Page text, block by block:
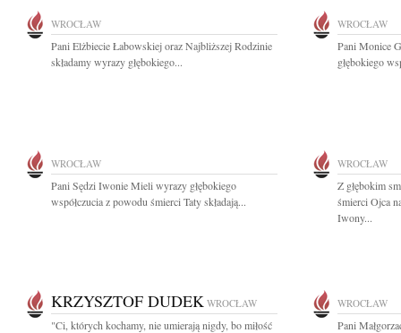
WROCŁAW
Pani Elżbiecie Łabowskiej oraz Najbliższej Rodzinie
składamy wyrazy głębokiego...
WROCŁAW
Pani Monice
głębokiego
WROCŁAW
Pani Sędzi Iwonie Mieli wyrazy głębokiego
współczucia z powodu śmierci Taty składają...
WROCŁAW
Z głębokim
śmierci Ojca
Iwony...
KRZYSZTOF DUDEK WROCŁAW
"Ci, których kochamy, nie umierają nigdy, bo miłość
WROCŁAW
Pani